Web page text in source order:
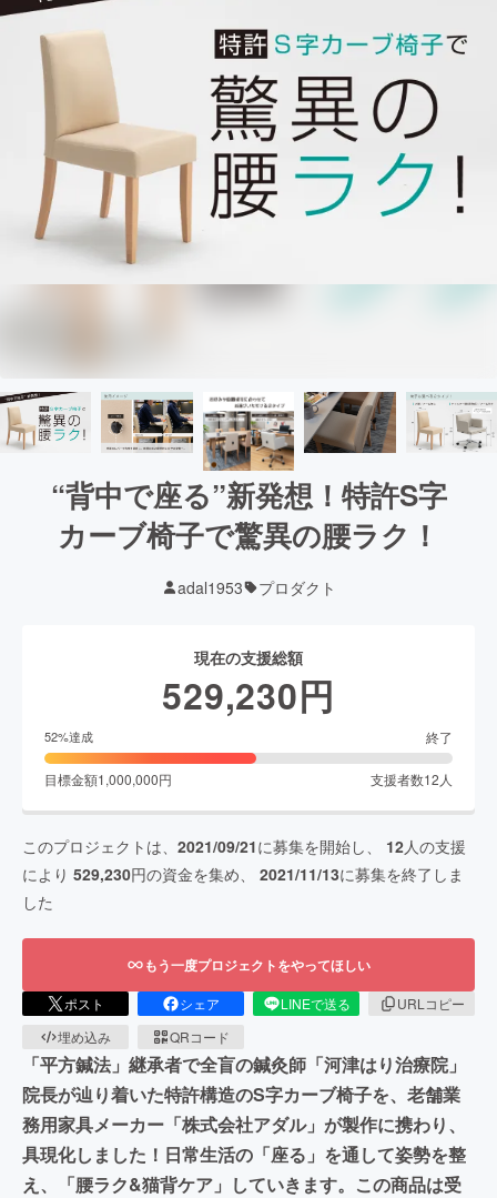
“背中で座る”新発想！特許S字
カーブ椅子で驚異の腰ラク！
adal1953 プロダクト
現在の支援総額
529,230円
52%達成 終了
目標金額1,000,000円 支援者数12 人
このプロジェクトは、 2021/09/21に募集を開始し、 12人の支援
により 529,230円の資金を集め、 2021/11/13に募集を終了しま
した
もう一度プロジェクトをやってほしい
ポスト シェア LINEで送る
URLコピー
埋め込み
QRコード
「平方鍼法」継承者で全盲の鍼灸師「河津はり治療院」
院長が辿り着いた特許構造のS字カーブ椅子を、老舗業
務用家具メーカー「株式会社アダル」が製作に携わり、
具現化しました！日常生活の「座る」を通して姿勢を整
え、「腰ラク&猫背ケア」していきます。この商品は受